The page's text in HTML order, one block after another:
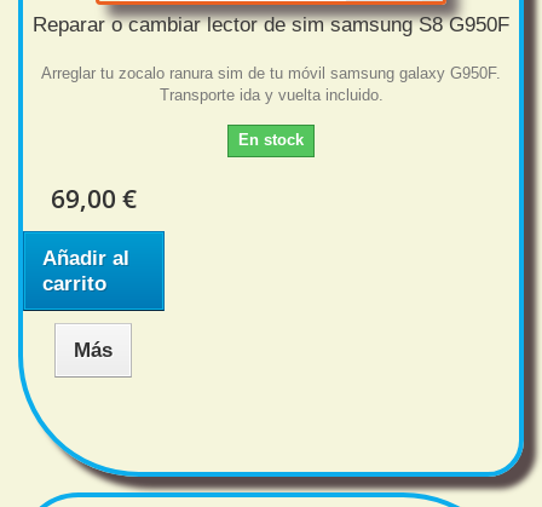
Reparar o cambiar lector de sim samsung S8 G950F
Arreglar tu zocalo ranura sim de tu móvil samsung galaxy G950F.
Transporte ida y vuelta incluido.
En stock
69,00 €
Añadir al
carrito
Más